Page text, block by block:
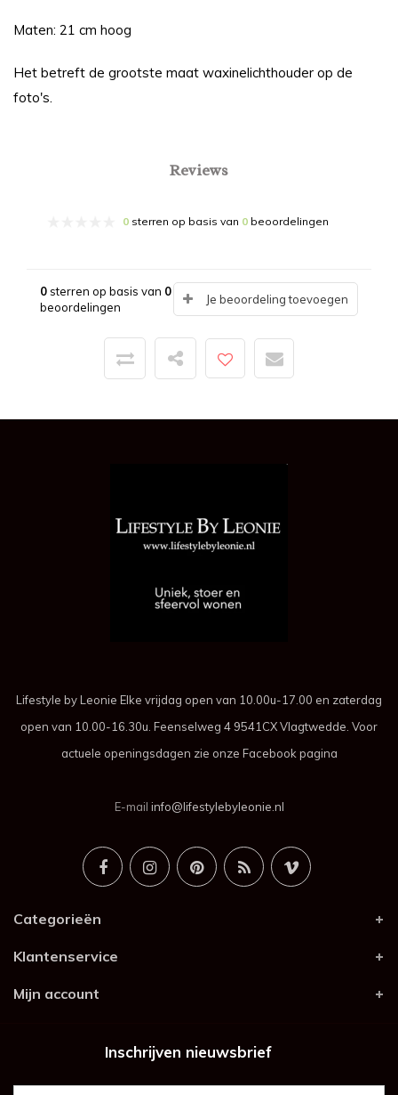
Maten: 21 cm hoog
Het betreft de grootste maat waxinelichthouder op de
foto's.
Reviews
0 sterren op basis van 0 beoordelingen
0sterren op basis van 0
beoordelingen
Je beoordeling toevoegen
Lifestyle by Leonie Elke vrijdag open van 10.00u-17.00 en zaterdag
open van 10.00-16.30u. Feenselweg 4 9541CX Vlagtwedde. Voor
actuele openingsdagen zie onze Facebook pagina
E-mail info@lifestylebyleonie.nl
Categorieën
Klantenservice
Mijn account
Inschrijven nieuwsbrief